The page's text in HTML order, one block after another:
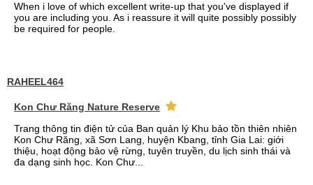
When i love of which excellent write-up that you've displayed if
you are including you. As i reassure it will quite possibly possibly
be required for people.
RAHEEL464
Kon Chư Răng Nature Reserve
Trang thông tin điện tử của Ban quản lý Khu bảo tồn thiên nhiên
Kon Chư Răng, xã Sơn Lang, huyện Kbang, tỉnh Gia Lai: giới
thiệu, hoạt động bảo vệ rừng, tuyên truyền, du lịch sinh thái và
đa dạng sinh học. Kon Chư...